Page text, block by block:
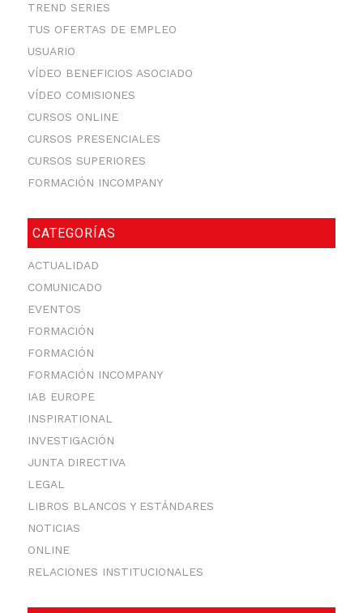
TREND SERIES
TUS OFERTAS DE EMPLEO
USUARIO
VÍDEO BENEFICIOS ASOCIADO
VÍDEO COMISIONES
CURSOS ONLINE
CURSOS PRESENCIALES
CURSOS SUPERIORES
FORMACIÓN INCOMPANY
CATEGORÍAS
ACTUALIDAD
COMUNICADO
EVENTOS
FORMACIÓN
FORMACIÓN
FORMACIÓN INCOMPANY
IAB EUROPE
INSPIRATIONAL
INVESTIGACIÓN
JUNTA DIRECTIVA
LEGAL
LIBROS BLANCOS Y ESTÁNDARES
NOTICIAS
ONLINE
RELACIONES INSTITUCIONALES